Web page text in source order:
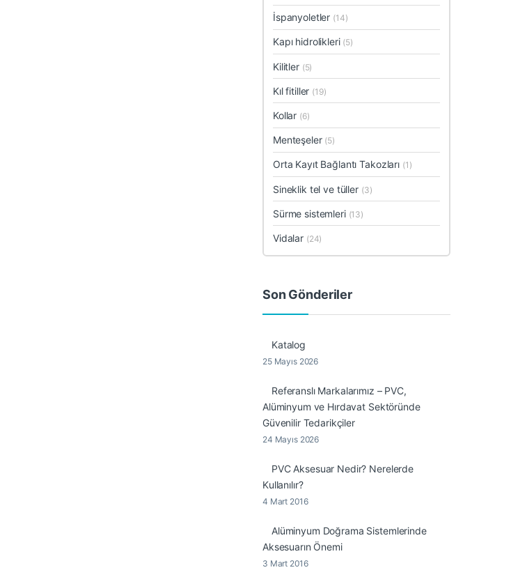
İspanyoletler (14)
Kapı hidrolikleri (5)
Kilitler (5)
Kıl fitiller (19)
Kollar (6)
Menteşeler (5)
Orta Kayıt Bağlantı Takozları (1)
Sineklik tel ve tüller (3)
Sürme sistemleri (13)
Vidalar (24)
Son Gönderiler
Katalog
25 Mayıs 2026
Referanslı Markalarımız – PVC,
Alüminyum ve Hırdavat Sektöründe
Güvenilir Tedarikçiler
24 Mayıs 2026
PVC Aksesuar Nedir? Nerelerde
Kullanılır?
4 Mart 2016
Alüminyum Doğrama Sistemlerinde
Aksesuarın Önemi
3 Mart 2016